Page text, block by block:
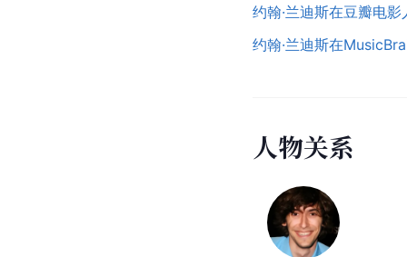
约翰·兰迪斯在豆瓣电
约翰·兰迪斯在
人物关系